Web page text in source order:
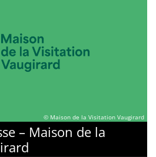
© Maison de la Visitation Vaugirard
– Maison de la